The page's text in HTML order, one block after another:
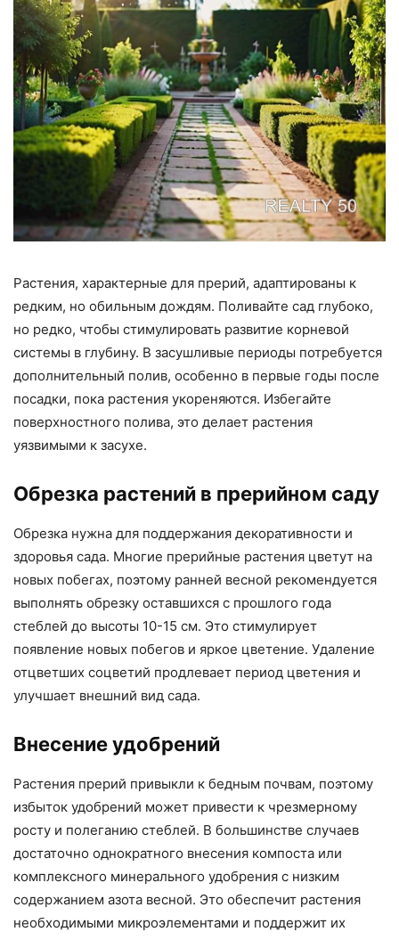
Растения, характерные для прерий, адаптированы к
редким, но обильным дождям. Поливайте сад глубоко,
но редко, чтобы стимулировать развитие корневой
системы в глубину. В засушливые периоды потребуется
дополнительный полив, особенно в первые годы после
посадки, пока растения укореняются. Избегайте
поверхностного полива, это делает растения
уязвимыми к засухе.
Обрезка растений в прерийном саду
Обрезка нужна для поддержания декоративности и
здоровья сада. Многие прерийные растения цветут на
новых побегах, поэтому ранней весной рекомендуется
выполнять обрезку оставшихся с прошлого года
стеблей до высоты 10-15 см. Это стимулирует
появление новых побегов и яркое цветение. Удаление
отцветших соцветий продлевает период цветения и
улучшает внешний вид сада.
Внесение удобрений
Растения прерий привыкли к бедным почвам, поэтому
избыток удобрений может привести к чрезмерному
росту и полеганию стеблей. В большинстве случаев
достаточно однократного внесения компоста или
комплексного минерального удобрения с низким
содержанием азота весной. Это обеспечит растения
необходимыми микроэлементами и поддержит их